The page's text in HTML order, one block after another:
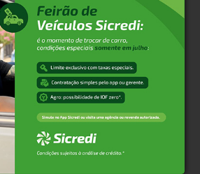
é de responsabilidade de quem
ao direito de reprovar ou eliminar
com o propósito do site ou que
500caracteres restantes.